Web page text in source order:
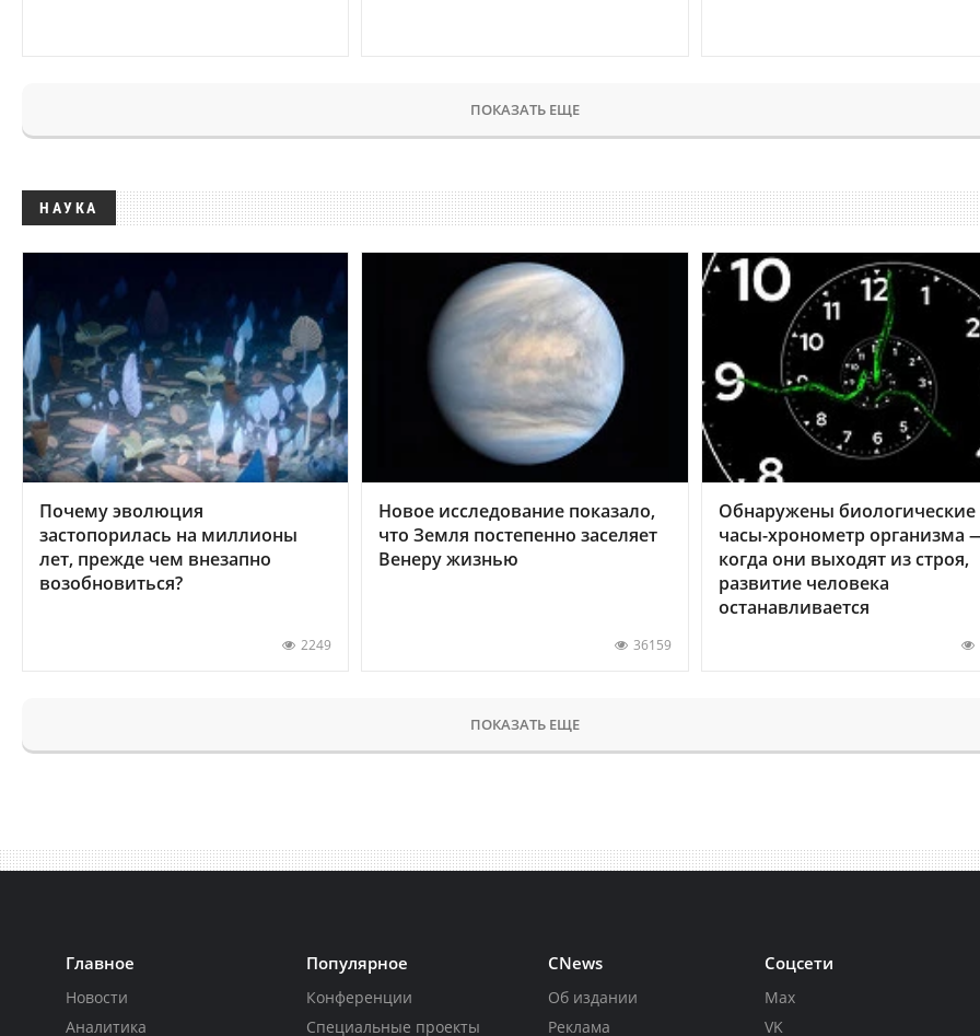
ПОКАЗАТЬ ЕЩЕ
НАУКА
Почему эволюция
застопорилась на миллионы
лет, прежде чем внезапно
возобновиться?
2249
Новое исследование показало,
что Земля постепенно заселяет
Венеру жизнью
36159
Обнаружены биологические
часы-хронометр организма
когда они выходят из строя,
развитие человека
останавливается
ПОКАЗАТЬ ЕЩЕ
Главное
Новости
Аналитика
Популярное
Конференции
Специальные проекты
CNews
Об издании
Реклама
Соцсети
Max
VK